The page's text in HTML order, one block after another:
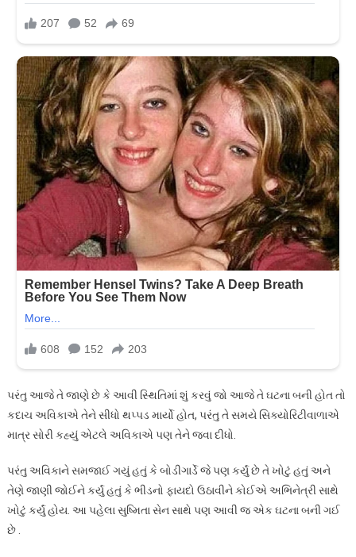
પરંતુ આજે તે જાણે છે કે આવી સ્થિતિમાં શું કરવું જો આજે તે ઘટના બની હોત તો
કદાચ અવિકાએ તેને સીધો થપ્પડ માર્યો હોત, પરંતુ તે સમયે સિક્યોરિટીવાળાએ
માત્ર સોરી કહ્યું એટલે અવિકાએ પણ તેને જવા દીધો.
પરંતુ અવિકાને સમજાઈ ગયું હતું કે બોડીગાર્ડે જે પણ કર્યું છે તે ખોટું હતું અને
તેણે જાણી જોઈને કર્યું હતું કે ભીડનો ફાયદો ઉઠાવીને કોઈએ અભિનેત્રી સાથે
ખોટું કર્યું હોય. આ પહેલા સુષ્મિતા સેન સાથે પણ આવી જ એક ઘટના બની ગઈ
છે .